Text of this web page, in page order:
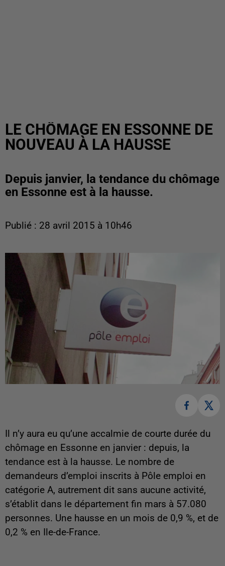
LE CHÔMAGE EN ESSONNE DE
NOUVEAU À LA HAUSSE
Depuis janvier, la tendance du chômage
en Essonne est à la hausse.
Publié : 28 avril 2015 à 10h46
Il n’y aura eu qu’une accalmie de courte durée du
chômage en Essonne en janvier : depuis, la
tendance est à la hausse. Le nombre de
demandeurs d’emploi inscrits à Pôle emploi en
catégorie A, autrement dit sans aucune activité,
s’établit dans le département fin mars à 57.080
personnes. Une hausse en un mois de 0,9 %, et de
0,2 % en Ile-de-France.